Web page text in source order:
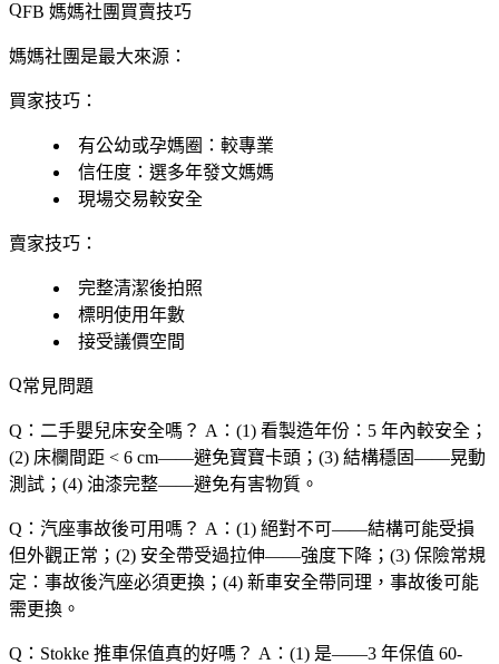
FB 媽媽社團買賣技巧
媽媽社團是最大來源：
買家技巧 ：
有公幼或孕媽圈：較專業
信任度：選多年發文媽媽
現場交易較安全
賣家技巧 ：
完整清潔後拍照
標明使用年數
接受議價空間
常見問題
Q：二手嬰兒床安全嗎？ A：(1) 看製造年份：5 年內較安全；
(2) 床欄間距 < 6 cm——避免寶寶卡頭；(3) 結構穩固——晃動
測試；(4) 油漆完整——避免有害物質。
Q：汽座事故後可用嗎？ A：(1) 絕對不可——結構可能受損
但外觀正常；(2) 安全帶受過拉伸——強度下降；(3) 保險常規
定：事故後汽座必須更換；(4) 新車安全帶同理，事故後可能
需更換。
Q：Stokke 推車保值真的好嗎？ A：(1) 是——3 年保值 60-